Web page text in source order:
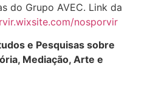
do Grupo AVEC. Link da
nosporvir
e Pesquisas sobre
Mediação, Arte e